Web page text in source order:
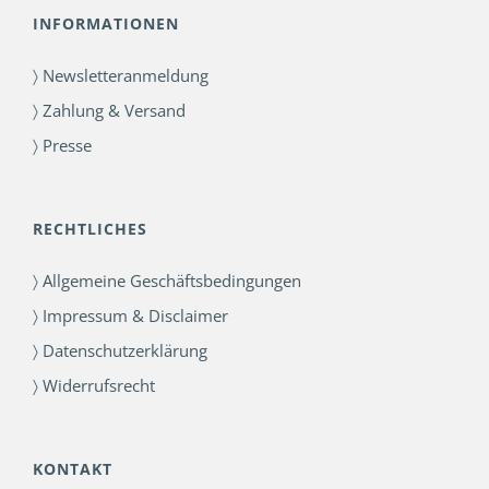
INFORMATIONEN
〉 Newsletteranmeldung
〉 Zahlung & Versand
〉 Presse
RECHTLICHES
〉 Allgemeine Geschäftsbedingungen
〉 Impressum & Disclaimer
〉 Datenschutzerklärung
〉 Widerrufsrecht
KONTAKT